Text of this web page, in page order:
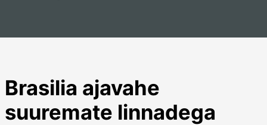
Brasilia ajavahe
suuremate linnadega